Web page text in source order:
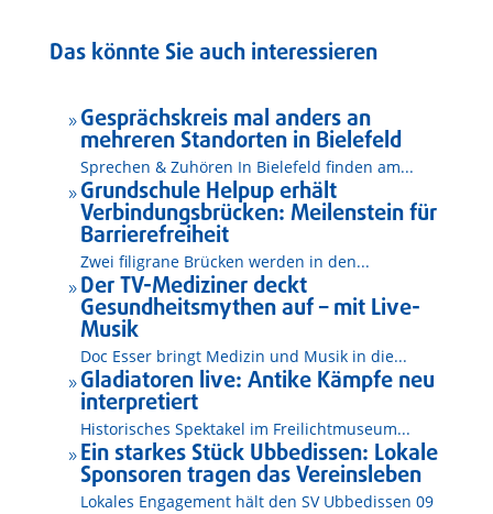
Das könnte Sie auch interessieren
9 Gesprächskreis mal anders an
mehreren Standorten in Bielefeld
Sprechen & Zuhören In Bielefeld finden am...
9 Grundschule Helpup erhält
Verbindungsbrücken: Meilenstein für
Barrierefreiheit
Zwei filigrane Brücken werden in den...
9 Der TV-Mediziner deckt
Gesundheitsmythen auf – mit Live-
Musik
Doc Esser bringt Medizin und Musik in die...
9 Gladiatoren live: Antike Kämpfe neu
interpretiert
Historisches Spektakel im Freilichtmuseum...
9 Ein starkes Stück Ubbedissen: Lokale
Sponsoren tragen das Vereinsleben
Lokales Engagement hält den SV Ubbedissen 09